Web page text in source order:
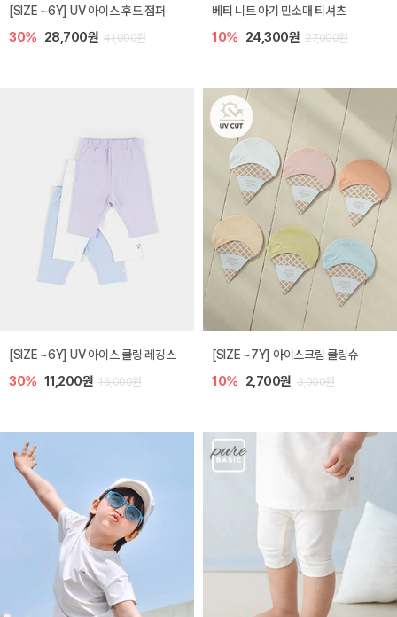
[SIZE ~6Y] UV 아이스 후드 점퍼
30% 28,700원 41,000원
베티 니트 아기 민소매 티셔츠
10% 24,300원 27,000원
[SIZE ~6Y] UV 아이스 쿨링 레깅스
30% 11,200원 16,000원
[SIZE ~7Y] 아이스크림 쿨링슈
10% 2,700원 3,000원